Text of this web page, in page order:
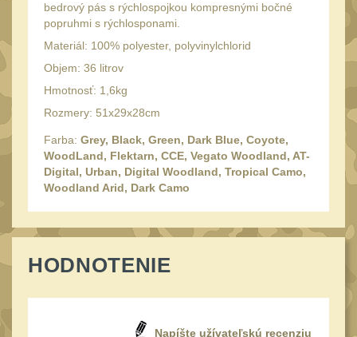
Montáže na hlaveň
Montáže pro svítilny18
Předpažbí
Ostatní14
Pažby51
Raily, lišty, krytky66
Přední rukojeti
Zadní rukojeti 20
Mechanická mířidla30
bedrový pás s rýchlospojkou kompresnými bočné
popruhmi s rýchlosponami.
Materiál: 100% polyester, polyvinylchlorid
Objem: 36 litrov
Hmotnosť: 1,6kg
Rozmery: 51x29x28cm
Farba: Grey, Black, Green, Dark Blue, Coyote,
WoodLand, Flektarn, CCE, Vegato Woodland, AT-
Digital, Urban, Digital Woodland, Tropical Camo,
Woodland Arid, Dark Camo
HODNOTENIE
Napíšte užívateľskú recenziu